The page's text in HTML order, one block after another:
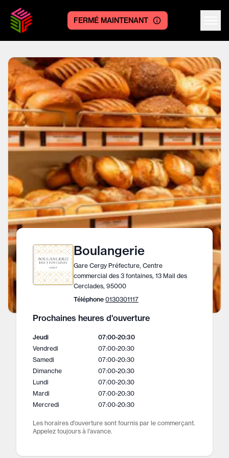
Centre logo
FERMÉ MAINTENANT
Boulangerie
Gare Cergy Préfecture, Centre
commercial des 3 fontaines, 13 Mail des
Cerclades, 95000
Téléphone 0130301117
Prochaines heures d'ouverture
Jeudi 07:00-20:30
Vendredi
07:00-20:30
Samedi
07:00-20:30
Dimanche
07:00-20:30
Lundi
07:00-20:30
Mardi
07:00-20:30
Mercredi
07:00-20:30
Les horaires d'ouverture sont fournis par le commerçant.
Appelez toujours à l'avance.